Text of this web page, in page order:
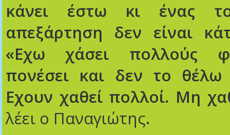
κάνει έστω κι ένας
απεξάρτηση δεν είναι
«Εχω χάσει πολλούς
πονέσει και δεν το θέλω
Εχουν χαθεί πολλοί. Μη
λέει ο Παναγιώτης.